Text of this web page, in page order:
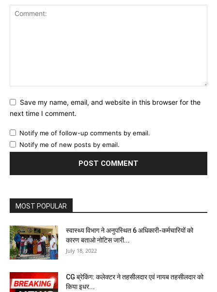
Save my name, email, and website in this browser for the
next time I comment.
Notify me of follow-up comments by email.
Notify me of new posts by email.
MOST POPULAR
स्वास्थ्य विभाग ने अनुपस्थित 6 अधिकारी-कर्मचारियों को
कारण बताओ नोटिस जारी...
July 18, 2022
CG ब्रेकिंग: कलेक्टर ने तहसीलदार एवं नायब तहसीलदार को
किया इधर...